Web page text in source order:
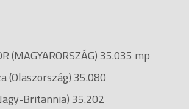
(MAGYARORSZÁG) 35.035 mp
(Olaszország) 35.080
Britannia) 35.202